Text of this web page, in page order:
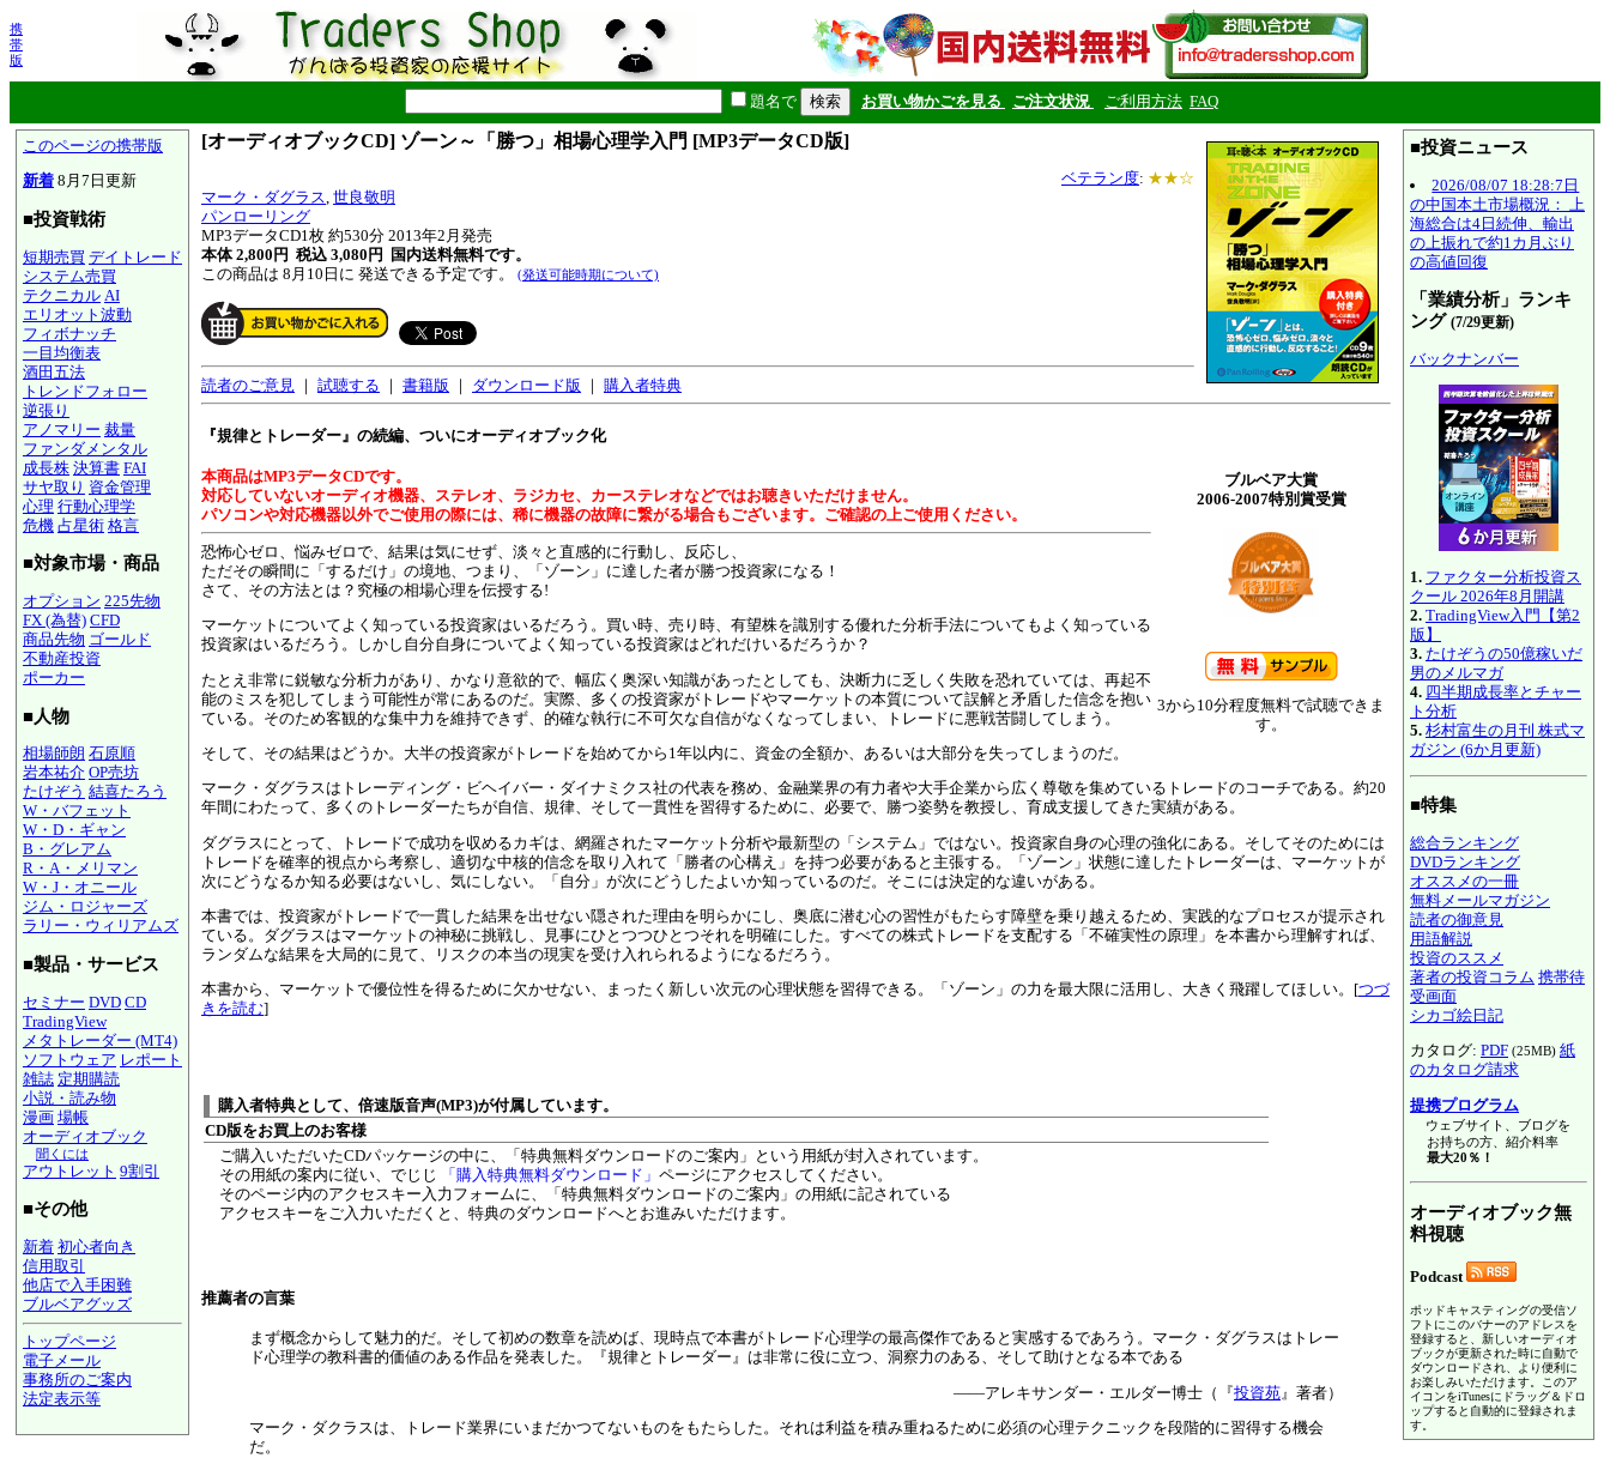
携
帯
版
題名で お買い物かごを見る ご注文状況 ご利用方法 FAQ
このページの携帯版
新着 8月7日更新
■投資戦術
短期売買 デイトレード
システム売買
テクニカル AI
エリオット波動
フィボナッチ
一目均衡表
酒田五法
トレンドフォロー
逆張り
アノマリー 裁量
ファンダメンタル
成長株 決算書 FAI
サヤ取り 資金管理
心理 行動心理学
危機 占星術 格言
■対象市場・商品
オプション 225先物
FX (為替) CFD
商品先物 ゴールド
不動産投資
ポーカー
■人物
相場師朗 石原順
岩本祐介 OP売坊
たけぞう 結喜たろう
W・バフェット
W・D・ギャン
B・グレアム
R・A・メリマン
W・J・オニール
ジム・ロジャーズ
ラリー・ウィリアムズ
■製品・サービス
セミナー DVD CD
TradingView
メタトレーダー (MT4)
ソフトウェア レポート
雑誌 定期購読
小説・読み物
漫画 場帳
オーディオブック
聞くには
アウトレット 9割引
■その他
新着 初心者向き
信用取引
他店で入手困難
ブルベアグッズ
トップページ
電子メール
事務所のご案内
法定表示等
[オーディオブックCD] ゾーン～「勝つ」相場心理学入門 [MP3データCD版]
ベテラン度: ★★☆
マーク・ダグラス, 世良敬明
パンローリング
MP3データCD1枚 約530分 2013年2月発売
本体 2,800円 税込 3,080円
国内送料無料です。
この商品は 8月10日に 発送できる予定です。
(発送可能時期について)
読者のご意見 ｜ 試聴する ｜ 書籍版 ｜ ダウンロード版 ｜ 購入者特典
『規律とトレーダー』の続編、ついにオーディオブック化
ブルベア大賞
2006-2007特別賞受賞
3から10分程度無料で試聴できま
す。
本商品はMP3データCDです。
対応していないオーディオ機器、ステレオ、ラジカセ、カーステレオなどではお聴きいただけません。
パソコンや対応機器以外でご使用の際には、稀に機器の故障に繋がる場合もございます。ご確認の上ご使用ください。
恐怖心ゼロ、悩みゼロで、結果は気にせず、淡々と直感的に行動し、反応し、
ただその瞬間に「するだけ」の境地、つまり、「ゾーン」に達した者が勝つ投資家になる！
さて、その方法とは？究極の相場心理を伝授する!
マーケットについてよく知っている投資家はいるだろう。買い時、売り時、有望株を識別する優れた分析手法についてもよく知っている
投資家はいるだろう。しかし自分自身についてよく知っている投資家はどれだけいるだろうか？
たとえ非常に鋭敏な分析力があり、かなり意欲的で、幅広く奥深い知識があったとしても、決断力に乏しく失敗を恐れていては、再起不
能のミスを犯してしまう可能性が常にあるのだ。実際、多くの投資家がトレードやマーケットの本質について誤解と矛盾した信念を抱い
ている。そのため客観的な集中力を維持できず、的確な執行に不可欠な自信がなくなってしまい、トレードに悪戦苦闘してしまう。
そして、その結果はどうか。大半の投資家がトレードを始めてから1年以内に、資金の全額か、あるいは大部分を失ってしまうのだ。
マーク・ダグラスはトレーディング・ビヘイバー・ダイナミクス社の代表を務め、金融業界の有力者や大手企業から広く尊敬を集めているトレードのコーチである。約20
年間にわたって、多くのトレーダーたちが自信、規律、そして一貫性を習得するために、必要で、勝つ姿勢を教授し、育成支援してきた実績がある。
ダグラスにとって、トレードで成功を収めるカギは、網羅されたマーケット分析や最新型の「システム」ではない。投資家自身の心理の強化にある。そしてそのためには
トレードを確率的視点から考察し、適切な中核的信念を取り入れて「勝者の心構え」を持つ必要があると主張する。「ゾーン」状態に達したトレーダーは、マーケットが
次にどうなるか知る必要はないし、気にしない。「自分」が次にどうしたよいか知っているのだ。そこには決定的な違いがある。
本書では、投資家がトレードで一貫した結果を出せない隠された理由を明らかにし、奥底に潜む心の習性がもたらす障壁を乗り越えるため、実践的なプロセスが提示され
ている。ダグラスはマーケットの神秘に挑戦し、見事にひとつつひとつそれを明確にした。すべての株式トレードを支配する「不確実性の原理」を本書から理解すれば、
ランダムな結果を大局的に見て、リスクの本当の現実を受け入れられるようになるだろう。
本書から、マーケットで優位性を得るために欠かせない、まったく新しい次元の心理状態を習得できる。「ゾーン」の力を最大限に活用し、大きく飛躍してほしい。[つづ
きを読む]
購入者特典として、倍速版音声(MP3)が付属しています。
CD版をお買上のお客様
ご購入いただいたCDパッケージの中に、「特典無料ダウンロードのご案内」という用紙が封入されています。
その用紙の案内に従い、でじじ
「購入特典無料ダウンロード」ページにアクセスしてください。
そのページ内のアクセスキー入力フォームに、「特典無料ダウンロードのご案内」の用紙に記されている
アクセスキーをご入力いただくと、特典のダウンロードへとお進みいただけます。
推薦者の言葉
まず概念からして魅力的だ。そして初めの数章を読めば、現時点で本書がトレード心理学の最高傑作であると実感するであろう。マーク・ダグラスはトレー
ド心理学の教科書的価値のある作品を発表した。『規律とトレーダー』は非常に役に立つ、洞察力のある、そして助けとなる本である
――アレキサンダー・エルダー博士（『投資苑 』著者）
マーク・ダクラスは、トレード業界にいまだかつてないものをもたらした。それは利益を積み重ねるために必須の心理テクニックを段階的に習得する機会
だ。
■投資ニュース
2026/08/07 18:28:7日
の中国本土市場概況： 上
海総合は4日続伸、輸出
の上振れで約1カ月ぶり
の高値回復
「業績分析」ランキ
ング (7/29更新)
バックナンバー
1. ファクター分析投資ス
クール 2026年8月開講
2. TradingView入門【第2
版】
3. たけぞうの50億稼いだ
男のメルマガ
4. 四半期成長率とチャー
ト分析
5. 杉村富生の月刊 株式マ
ガジン (6か月更新)
■特集
総合ランキング
DVDランキング
オススメの一冊
無料メールマガジン
読者の御意見
用語解説
投資のススメ
著者の投資コラム 携帯待
受画面
シカゴ絵日記
カタログ: PDF (25MB) 紙
のカタログ請求
提携プログラム
ウェブサイト、ブログを
お持ちの方、紹介料率
最大20％！
オーディオブック無
料視聴
Podcast
ポッドキャスティングの受信ソ
フトにこのバナーのアドレスを
登録すると、新しいオーディオ
ブックが更新された時に自動で
ダウンロードされ、より便利に
お楽しみいただけます。このア
イコンをiTunesにドラッグ＆ドロ
ップすると自動的に登録されま
す。